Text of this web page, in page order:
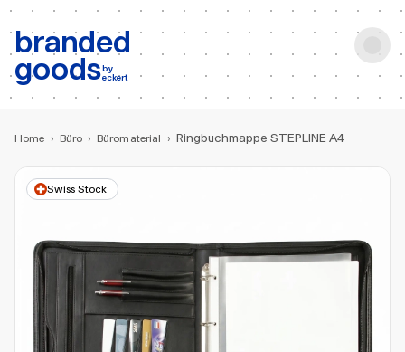
branded
goodsby
eckert
b: Produktsuche
Home › Büro › Büromaterial › Ringbuchmappe STEPLINE A4
Swiss Stock